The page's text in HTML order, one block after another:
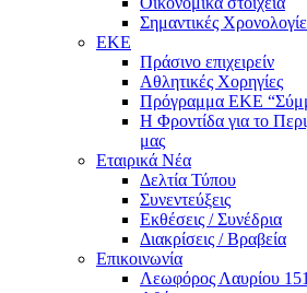
Σημαντικές
ΕΚΕ
Πράσινο επιχειρείν
Αθλητικές Χορηγίες
Πρόγραμμα ΕΚΕ
Η Φροντίδα για το
μας
Εταιρικά Νέα
Δελτία Τύπου
Συνεντεύξεις
Εκθέσεις / Συνέδρια
Διακρίσεις / Βραβεία
Επικοινωνία
Λεωφόρος Λαυρίου